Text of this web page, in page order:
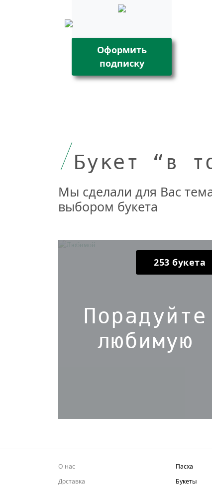
Оформить
подписку
Букет “в
Мы сделали для Вас
выбором букета
253 букета
Порадуйте
любимую
Пасха
Букеты
О нас
Доставка